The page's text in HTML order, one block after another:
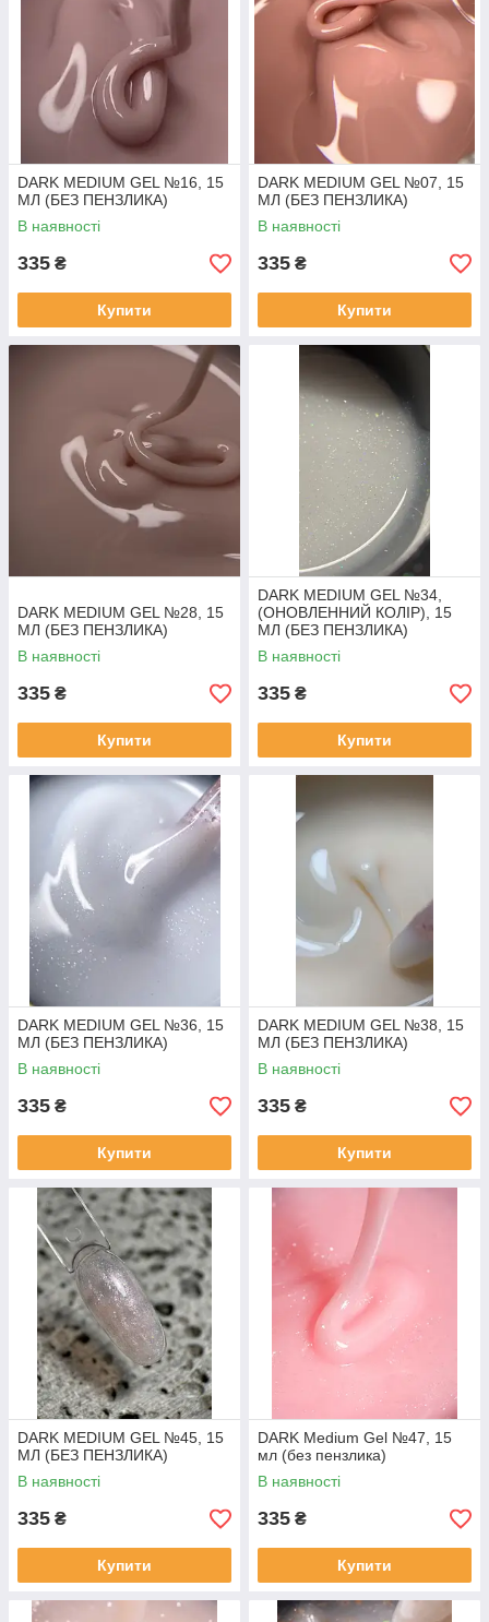
DARK MEDIUM GEL №16, 15
МЛ (БЕЗ ПЕНЗЛИКА)
В наявності
335 ₴
Купити
DARK MEDIUM GEL №07, 15
МЛ (БЕЗ ПЕНЗЛИКА)
В наявності
335 ₴
Купити
DARK MEDIUM GEL №28, 15
МЛ (БЕЗ ПЕНЗЛИКА)
В наявності
335 ₴
Купити
DARK MEDIUM GEL №34,
(ОНОВЛЕННИЙ КОЛІР), 15
МЛ (БЕЗ ПЕНЗЛИКА)
В наявності
335 ₴
Купити
DARK MEDIUM GEL №36, 15
МЛ (БЕЗ ПЕНЗЛИКА)
В наявності
335 ₴
Купити
DARK MEDIUM GEL №38, 15
МЛ (БЕЗ ПЕНЗЛИКА)
В наявності
335 ₴
Купити
DARK MEDIUM GEL №45, 15
МЛ (БЕЗ ПЕНЗЛИКА)
В наявності
335 ₴
Купити
DARK Medium Gel №47, 15
мл (без пензлика)
В наявності
335 ₴
Купити